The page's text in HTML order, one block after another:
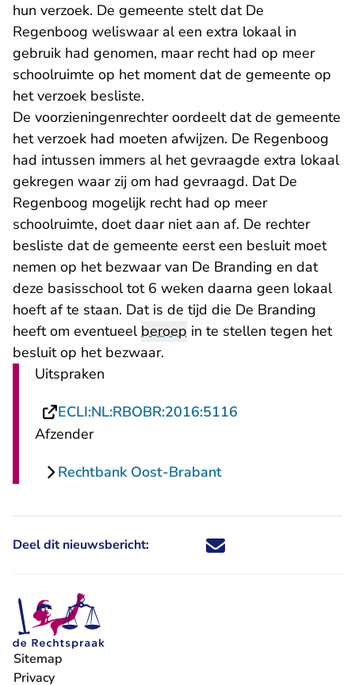
hun verzoek. De gemeente stelt dat De
Regenboog weliswaar al een extra lokaal in
gebruik had genomen, maar recht had op meer
schoolruimte op het moment dat de gemeente op
het verzoek besliste.
De voorzieningenrechter oordeelt dat de gemeente
het verzoek had moeten afwijzen. De Regenboog
had intussen immers al het gevraagde extra lokaal
gekregen waar zij om had gevraagd. Dat De
Regenboog mogelijk recht had op meer
schoolruimte, doet daar niet aan af. De rechter
besliste dat de gemeente eerst een besluit moet
nemen op het bezwaar van De Branding en dat
deze basisschool tot 6 weken daarna geen lokaal
hoeft af te staan. Dat is de tijd die De Branding
heeft om eventueelberoep in te stellen tegen het
besluit op het bezwaar.
Uitspraken
ECLI:NL:RBOBR:2016:5116
Afzender
Rechtbank Oost-Brabant
Deel dit nieuwsbericht: Deel dit nieuwsbericht via X -
Deel dit nieuwsbericht via
Deel dit nieuwsbericht
Deel dit
Sitemap
Privacy